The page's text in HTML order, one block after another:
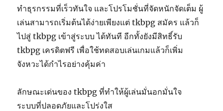
ทำธุรกรรมที่เร็วทันใจ และโปรโมชั่นที่จัดหนักจัดเต็ม ผู้
เล่นสามารถเริ่มต้นได้ง่ายเพียงแต่ tkbpg สมัคร แล้วก็
ไปสู่ tkbpg เข้าสู่ระบบ ได้ทันที อีกทั้งยังมีสิทธิ์รับ
tkbpg เครดิตฟรี เพื่อใช้ทดสอบเล่นเกมแล้วก็เพิ่ม
จังหวะได้กำไรอย่างคุ้มค่า
ลักษณะเด่นของ tkbpg ที่ทำให้ผู้เล่นมั่นอกมั่นใจ
ระบบที่ปลอดภัยและโปร่งใส